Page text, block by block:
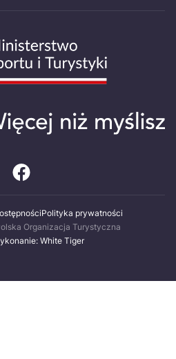
Polityka prywatności
Organizacja Turystyczna
White Tiger